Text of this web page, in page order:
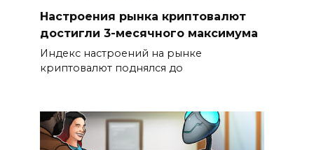
Настроения рынка криптовалют
достигли 3-месячного максимума
Индекс настроений на рынке
криптовалют поднялся до